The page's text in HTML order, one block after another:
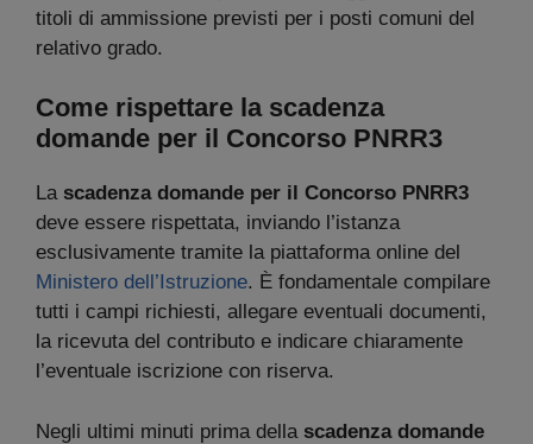
titoli di ammissione previsti per i posti comuni del
relativo grado.
Come rispettare la scadenza
domande per il Concorso PNRR3
La scadenza domande per il Concorso PNRR3
deve essere rispettata, inviando l’istanza
esclusivamente tramite la piattaforma online del
Ministero dell’Istruzione. È fondamentale compilare
tutti i campi richiesti, allegare eventuali documenti,
la ricevuta del contributo e indicare chiaramente
l’eventuale iscrizione con riserva.
Negli ultimi minuti prima della scadenza domande